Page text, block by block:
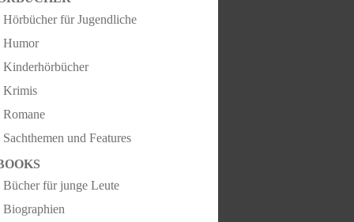
Hörbücher für Jugendliche
Humor
Kinderhörbücher
Krimis
Romane
Sachthemen und Features
Bücher für junge Leute
Biographien